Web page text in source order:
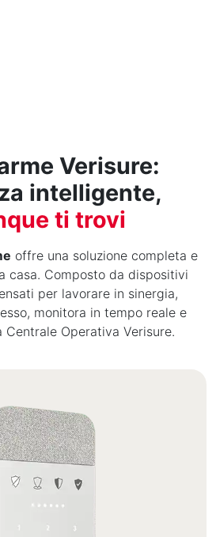
Verisure:
intelligente,
ti trovi
offre una soluzione completa e
casa. Composto da dispositivi
per lavorare in sinergia,
monitora in tempo reale e
Operativa Verisure.